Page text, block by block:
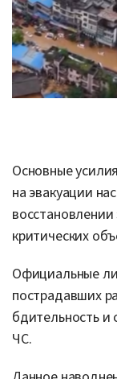
Основные
на эвакуации
критических
Официальные
пострадавших
бдительность и
ЧС.